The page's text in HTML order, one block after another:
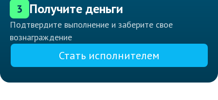
3 Получите деньги
Подтвердите выполнение и заберите свое
вознаграждение
Стать исполнителем